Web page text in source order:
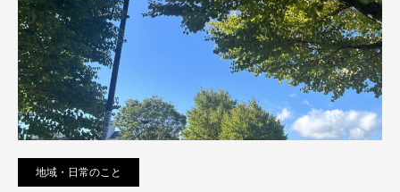
地域・日常のこと